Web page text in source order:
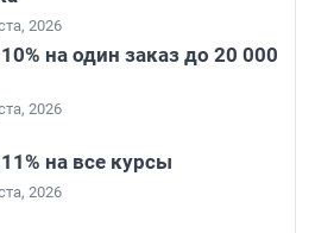
2026
на один заказ до 20 000
2026
на все курсы
2026